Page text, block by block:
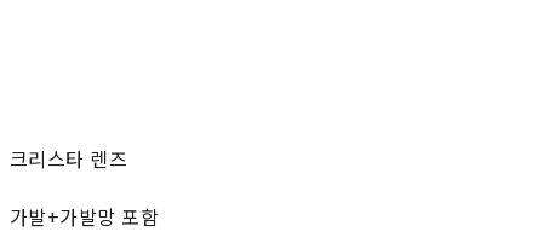
크리스타 렌즈
가발+가발망 포함